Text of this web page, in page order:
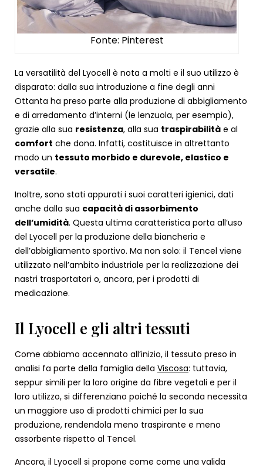
Fonte: Pinterest
La versatilità del Lyocell è nota a molti e il suo utilizzo è
disparato: dalla sua introduzione a fine degli anni
Ottanta ha preso parte alla produzione di abbigliamento
e di arredamento d’interni (le lenzuola, per esempio),
grazie alla sua resistenza, alla sua traspirabilità e al
comfort che dona. Infatti, costituisce in altrettanto
modo un tessuto morbido e durevole, elastico e
versatile.
Inoltre, sono stati appurati i suoi caratteri igienici, dati
anche dalla sua capacità di assorbimento
dell’umidità. Questa ultima caratteristica porta all’uso
del Lyocell per la produzione della biancheria e
dell’abbigliamento sportivo. Ma non solo: il Tencel viene
utilizzato nell’ambito industriale per la realizzazione dei
nastri trasportatori o, ancora, per i prodotti di
medicazione.
Il Lyocell e gli altri tessuti
Come abbiamo accennato all’inizio, il tessuto preso in
analisi fa parte della famiglia della Viscosa: tuttavia,
seppur simili per la loro origine da fibre vegetali e per il
loro utilizzo, si differenziano poiché la seconda necessita
un maggiore uso di prodotti chimici per la sua
produzione, rendendola meno traspirante e meno
assorbente rispetto al Tencel.
Ancora, il Lyocell si propone come come una valida